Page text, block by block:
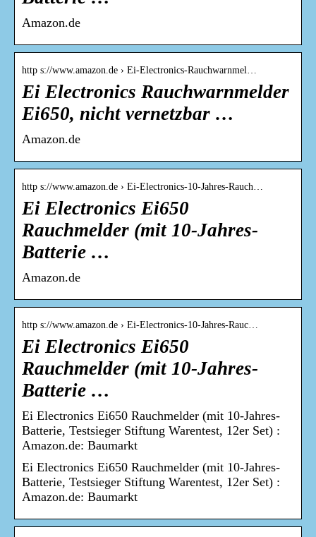
Amazon.de
http s://www.amazon.de › Ei-Electronics-Rauchwarnmel…
Ei Electronics Rauchwarnmelder
Ei650, nicht vernetzbar …
Amazon.de
http s://www.amazon.de › Ei-Electronics-10-Jahres-Rauch…
Ei Electronics Ei650
Rauchmelder (mit 10-Jahres-
Batterie …
Amazon.de
http s://www.amazon.de › Ei-Electronics-10-Jahres-Rauc…
Ei Electronics Ei650
Rauchmelder (mit 10-Jahres-
Batterie …
Ei Electronics Ei650 Rauchmelder (mit 10-Jahres-
Batterie, Testsieger Stiftung Warentest, 12er Set) :
Amazon.de: Baumarkt
Ei Electronics Ei650 Rauchmelder (mit 10-Jahres-
Batterie, Testsieger Stiftung Warentest, 12er Set) :
Amazon.de: Baumarkt